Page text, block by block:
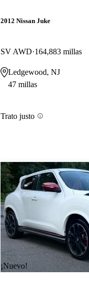
2012 Nissan Juke
SV AWD 164,883 millas
Ledgewood, NJ
47 millas
Trato justo
¡Nuevo!